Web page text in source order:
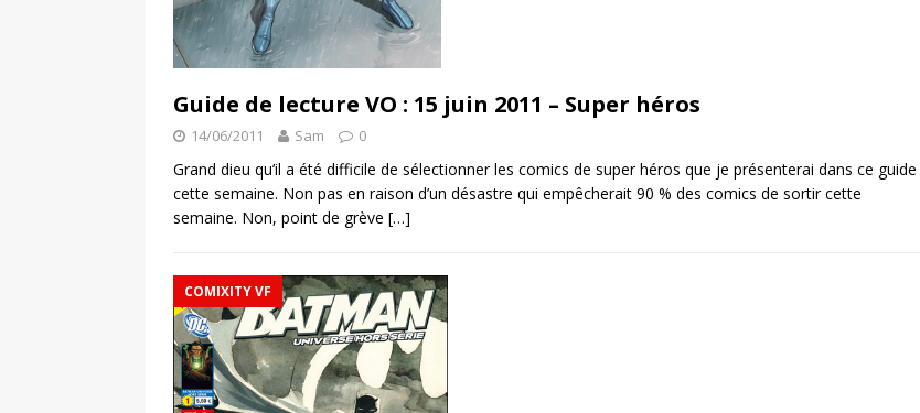
Guide de lecture VO : 15 juin 2011 – Super héros
14/06/2011 Sam 0
Grand dieu qu’il a été difficile de sélectionner les comics de super héros que je présenterai dans ce guide
cette semaine. Non pas en raison d’un désastre qui empêcherait 90 % des comics de sortir cette
semaine. Non, point de grève […]
COMIXITY VF